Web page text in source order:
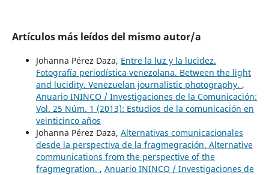
Artículos más leídos del mismo autor/a
Johanna Pérez Daza, Entre la luz y la lucidez.
Fotografía periodística venezolana. Between the light
and lucidity. Venezuelan journalistic photography. ,
Anuario ININCO / Investigaciones de la Comunicación:
Vol. 25 Núm. 1 (2013): Estudios de la comunicación en
veinticinco años
Johanna Pérez Daza, Alternativas comunicacionales
desde la perspectiva de la fragmegración. Alternative
communications from the perspective of the
fragmegration. , Anuario ININCO / Investigaciones de